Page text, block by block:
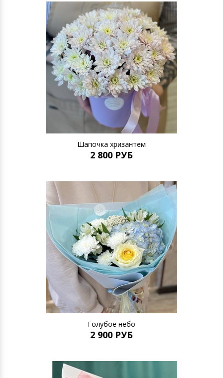
Шапочка хризантем
2 800 РУБ
Голубое небо
2 900 РУБ